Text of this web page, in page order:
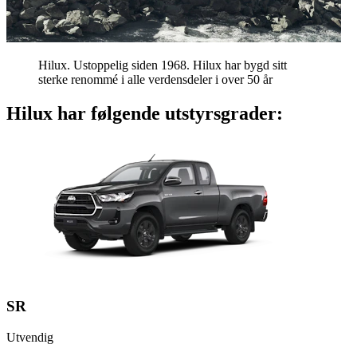
Hilux. Ustoppelig siden 1968. Hilux har bygd sitt
sterke renommé i alle verdensdeler i over 50 år
Hilux har følgende utstyrsgrader:
SR
Utvendig